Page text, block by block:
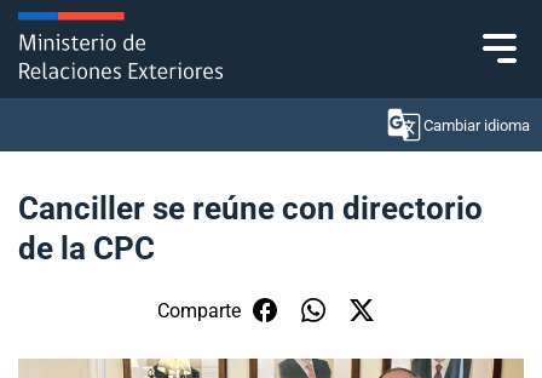
Click acá para ir directamente al contenido
Cambiar idioma
Ministerio
Política Exterior
Embajadas y consulados
Canciller se reúne con directorio
de la CPC
Comparte